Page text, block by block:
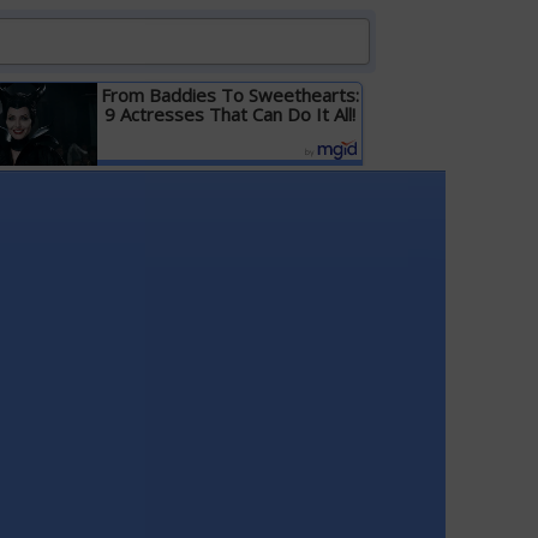
From Baddies To Sweethearts:
9 Actresses That Can Do It All!
Детальніше